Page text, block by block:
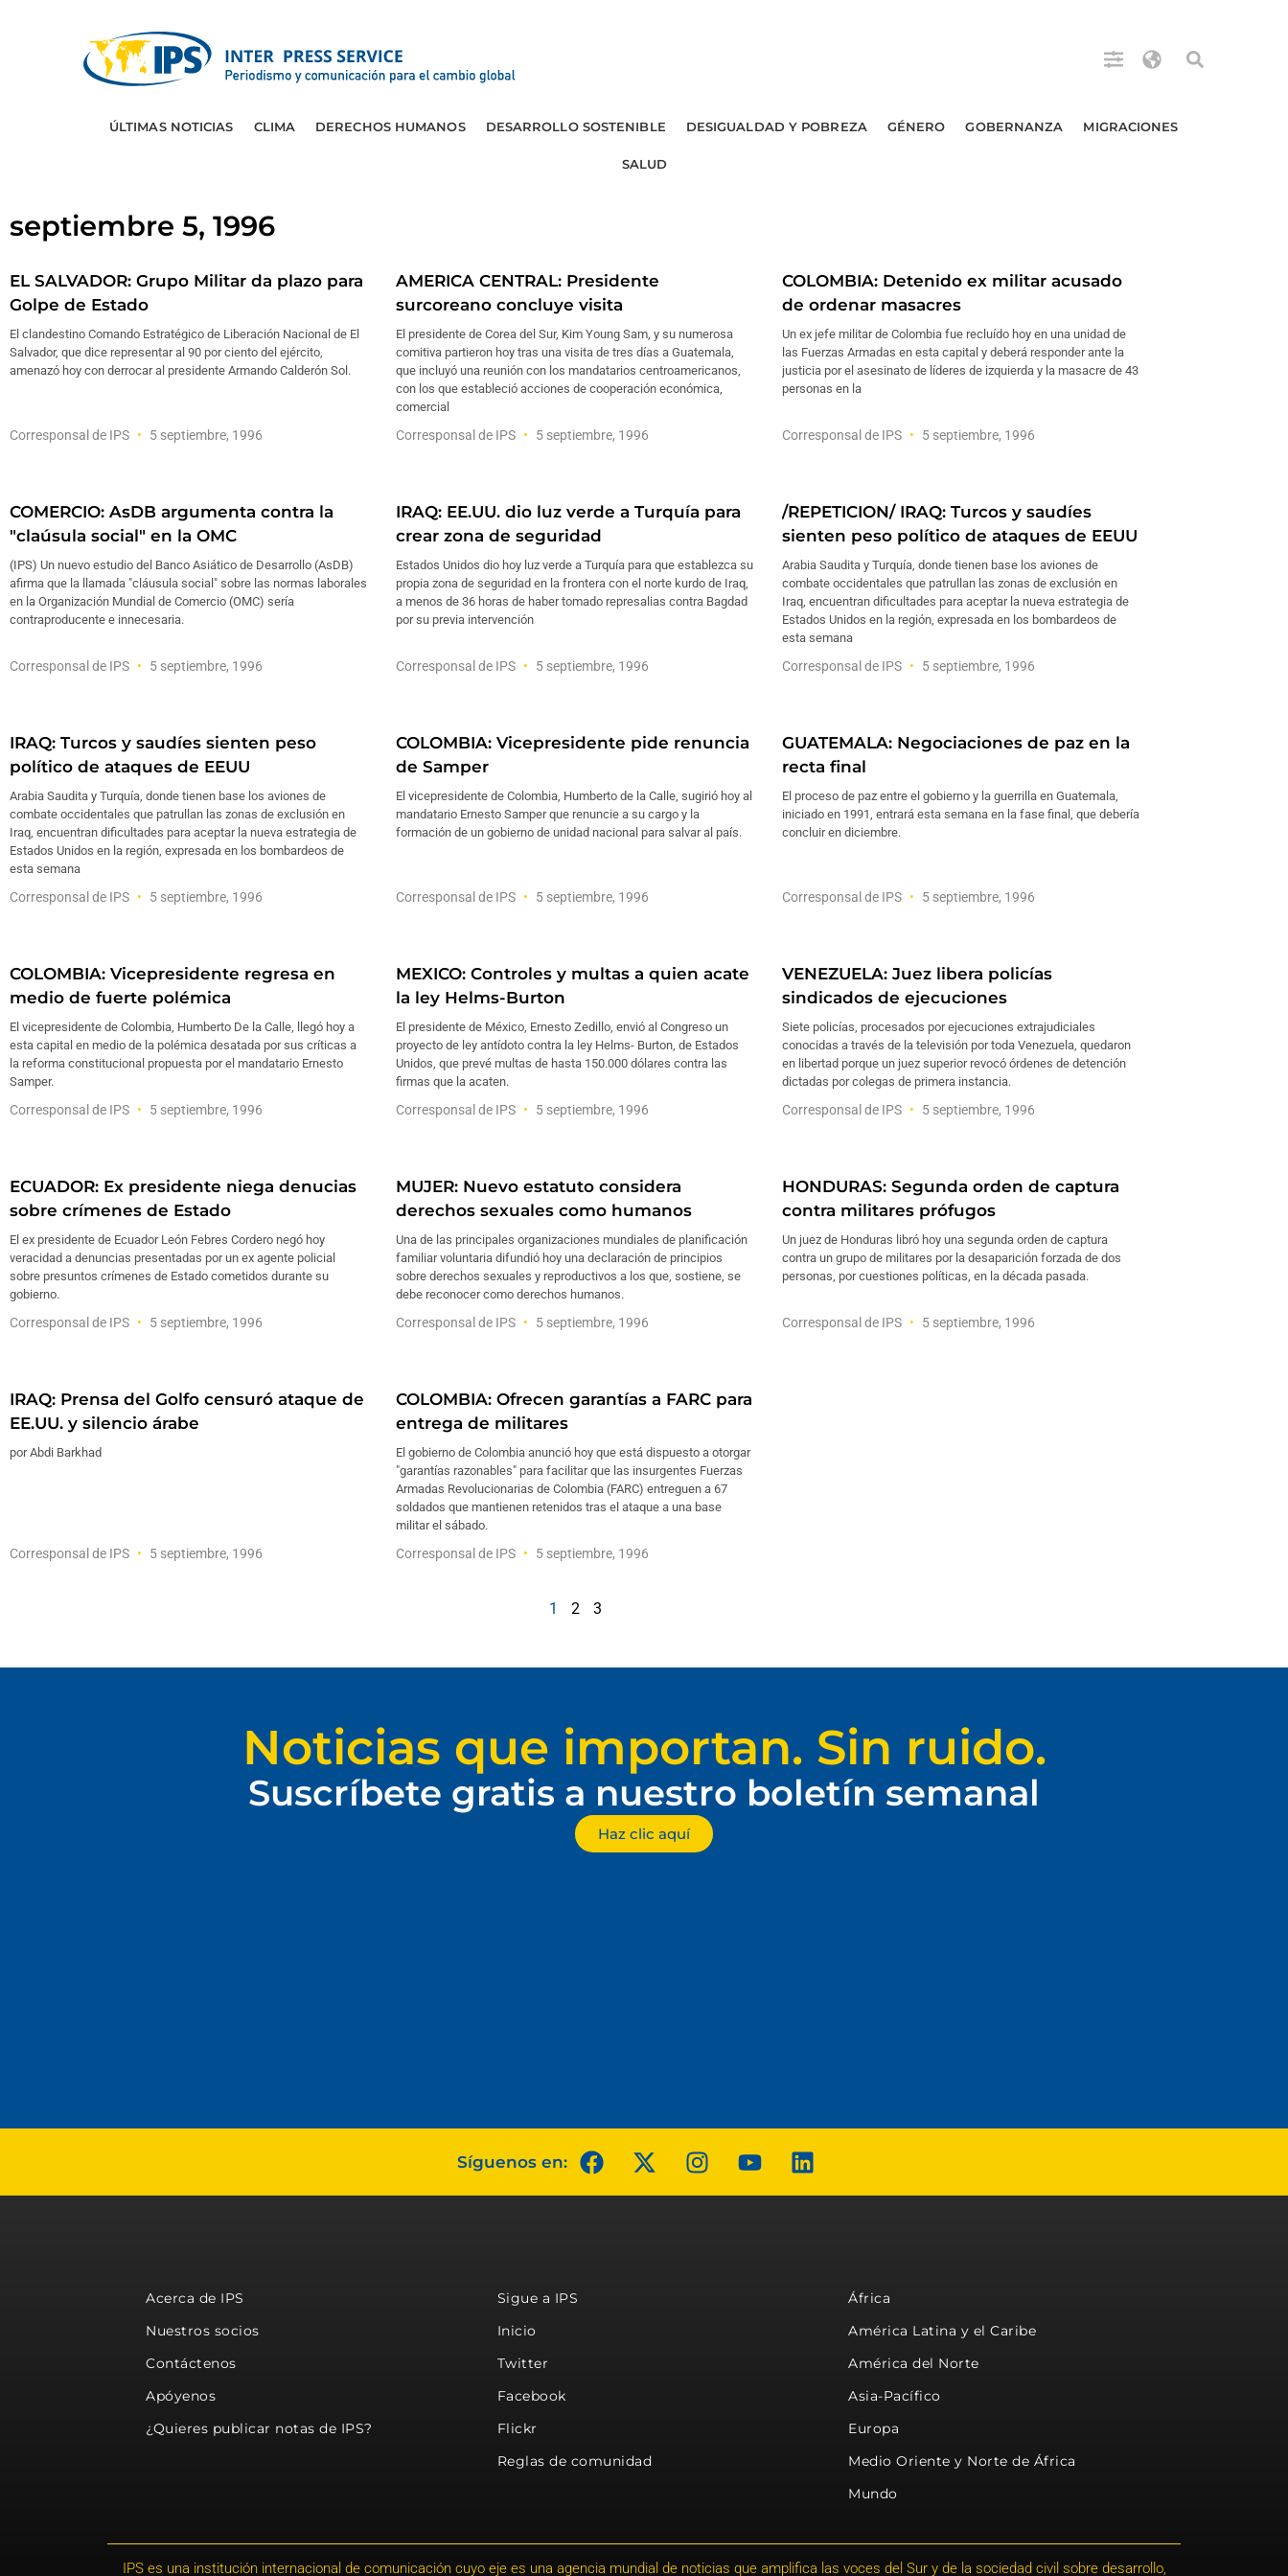
ÚLTIMAS NOTICIAS CLIMA DERECHOS HUMANOS DESARROLLO SOSTENIBLE DESIGUALDAD Y POBREZA GÉNERO GOBERNANZA MIGRACIONES
SALUD
septiembre 5, 1996
EL SALVADOR: Grupo Militar da plazo para
Golpe de Estado
El clandestino Comando Estratégico de Liberación Nacional de El
Salvador, que dice representar al 90 por ciento del ejército,
amenazó hoy con derrocar al presidente Armando Calderón Sol.
Corresponsal de IPS 5 septiembre, 1996
AMERICA CENTRAL: Presidente
surcoreano concluye visita
El presidente de Corea del Sur, Kim Young Sam, y su numerosa
comitiva partieron hoy tras una visita de tres días a Guatemala,
que incluyó una reunión con los mandatarios centroamericanos,
con los que estableció acciones de cooperación económica,
comercial
Corresponsal de IPS 5 septiembre, 1996
COLOMBIA: Detenido ex militar acusado
de ordenar masacres
Un ex jefe militar de Colombia fue recluído hoy en una unidad de
las Fuerzas Armadas en esta capital y deberá responder ante la
justicia por el asesinato de líderes de izquierda y la masacre de 43
personas en la
Corresponsal de IPS 5 septiembre, 1996
COMERCIO: AsDB argumenta contra la
"claúsula social" en la OMC
(IPS) Un nuevo estudio del Banco Asiático de Desarrollo (AsDB)
afirma que la llamada "cláusula social" sobre las normas laborales
en la Organización Mundial de Comercio (OMC) sería
contraproducente e innecesaria.
Corresponsal de IPS 5 septiembre, 1996
IRAQ: EE.UU. dio luz verde a Turquía para
crear zona de seguridad
Estados Unidos dio hoy luz verde a Turquía para que establezca su
propia zona de seguridad en la frontera con el norte kurdo de Iraq,
a menos de 36 horas de haber tomado represalias contra Bagdad
por su previa intervención
Corresponsal de IPS 5 septiembre, 1996
/REPETICION/ IRAQ: Turcos y saudíes
sienten peso político de ataques de EEUU
Arabia Saudita y Turquía, donde tienen base los aviones de
combate occidentales que patrullan las zonas de exclusión en
Iraq, encuentran dificultades para aceptar la nueva estrategia de
Estados Unidos en la región, expresada en los bombardeos de
esta semana
Corresponsal de IPS 5 septiembre, 1996
IRAQ: Turcos y saudíes sienten peso
político de ataques de EEUU
Arabia Saudita y Turquía, donde tienen base los aviones de
combate occidentales que patrullan las zonas de exclusión en
Iraq, encuentran dificultades para aceptar la nueva estrategia de
Estados Unidos en la región, expresada en los bombardeos de
esta semana
Corresponsal de IPS 5 septiembre, 1996
COLOMBIA: Vicepresidente pide renuncia
de Samper
El vicepresidente de Colombia, Humberto de la Calle, sugirió hoy al
mandatario Ernesto Samper que renuncie a su cargo y la
formación de un gobierno de unidad nacional para salvar al país.
Corresponsal de IPS 5 septiembre, 1996
GUATEMALA: Negociaciones de paz en la
recta final
El proceso de paz entre el gobierno y la guerrilla en Guatemala,
iniciado en 1991, entrará esta semana en la fase final, que debería
concluir en diciembre.
Corresponsal de IPS 5 septiembre, 1996
COLOMBIA: Vicepresidente regresa en
medio de fuerte polémica
El vicepresidente de Colombia, Humberto De la Calle, llegó hoy a
esta capital en medio de la polémica desatada por sus críticas a
la reforma constitucional propuesta por el mandatario Ernesto
Samper.
Corresponsal de IPS 5 septiembre, 1996
MEXICO: Controles y multas a quien acate
la ley Helms-Burton
El presidente de México, Ernesto Zedillo, envió al Congreso un
proyecto de ley antídoto contra la ley Helms- Burton, de Estados
Unidos, que prevé multas de hasta 150.000 dólares contra las
firmas que la acaten.
Corresponsal de IPS 5 septiembre, 1996
VENEZUELA: Juez libera policías
sindicados de ejecuciones
Siete policías, procesados por ejecuciones extrajudiciales
conocidas a través de la televisión por toda Venezuela, quedaron
en libertad porque un juez superior revocó órdenes de detención
dictadas por colegas de primera instancia.
Corresponsal de IPS 5 septiembre, 1996
ECUADOR: Ex presidente niega denucias
sobre crímenes de Estado
El ex presidente de Ecuador León Febres Cordero negó hoy
veracidad a denuncias presentadas por un ex agente policial
sobre presuntos crímenes de Estado cometidos durante su
gobierno.
Corresponsal de IPS 5 septiembre, 1996
MUJER: Nuevo estatuto considera
derechos sexuales como humanos
Una de las principales organizaciones mundiales de planificación
familiar voluntaria difundió hoy una declaración de principios
sobre derechos sexuales y reproductivos a los que, sostiene, se
debe reconocer como derechos humanos.
Corresponsal de IPS 5 septiembre, 1996
HONDURAS: Segunda orden de captura
contra militares prófugos
Un juez de Honduras libró hoy una segunda orden de captura
contra un grupo de militares por la desaparición forzada de dos
personas, por cuestiones políticas, en la década pasada.
Corresponsal de IPS 5 septiembre, 1996
IRAQ: Prensa del Golfo censuró ataque de
EE.UU. y silencio árabe
por Abdi Barkhad
Corresponsal de IPS 5 septiembre, 1996
COLOMBIA: Ofrecen garantías a FARC para
entrega de militares
El gobierno de Colombia anunció hoy que está dispuesto a otorgar
"garantías razonables" para facilitar que las insurgentes Fuerzas
Armadas Revolucionarias de Colombia (FARC) entreguen a 67
soldados que mantienen retenidos tras el ataque a una base
militar el sábado.
Corresponsal de IPS 5 septiembre, 1996
1 2 3
Noticias que importan. Sin ruido.
Suscríbete gratis a nuestro boletín semanal
Haz clic aquí
Síguenos en:
Acerca de IPS
Nuestros socios
Contáctenos
Apóyenos
¿Quieres publicar notas de IPS?
Sigue a IPS
Inicio
Twitter
Facebook
Flickr
Reglas de comunidad
África
América Latina y el Caribe
América del Norte
Asia-Pacífico
Europa
Medio Oriente y Norte de África
Mundo
IPS es una institución internacional de comunicación cuyo eje es una agencia mundial de noticias que amplifica las voces del Sur y de la sociedad civil sobre desarrollo,